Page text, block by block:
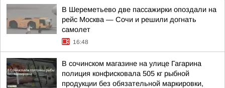
В Шереметьево две пассажирки опоздали на
рейс Москва — Сочи и решили догнать
самолет
16:48
В сочинском магазине на улице Гагарина
полиция конфисковала 505 кг рыбной
продукции без обязательной маркировки,